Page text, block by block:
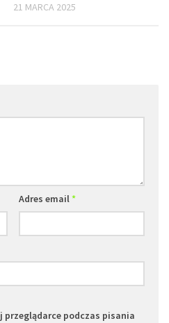
21 MARCA 2025
Adres email*
podczas pisania